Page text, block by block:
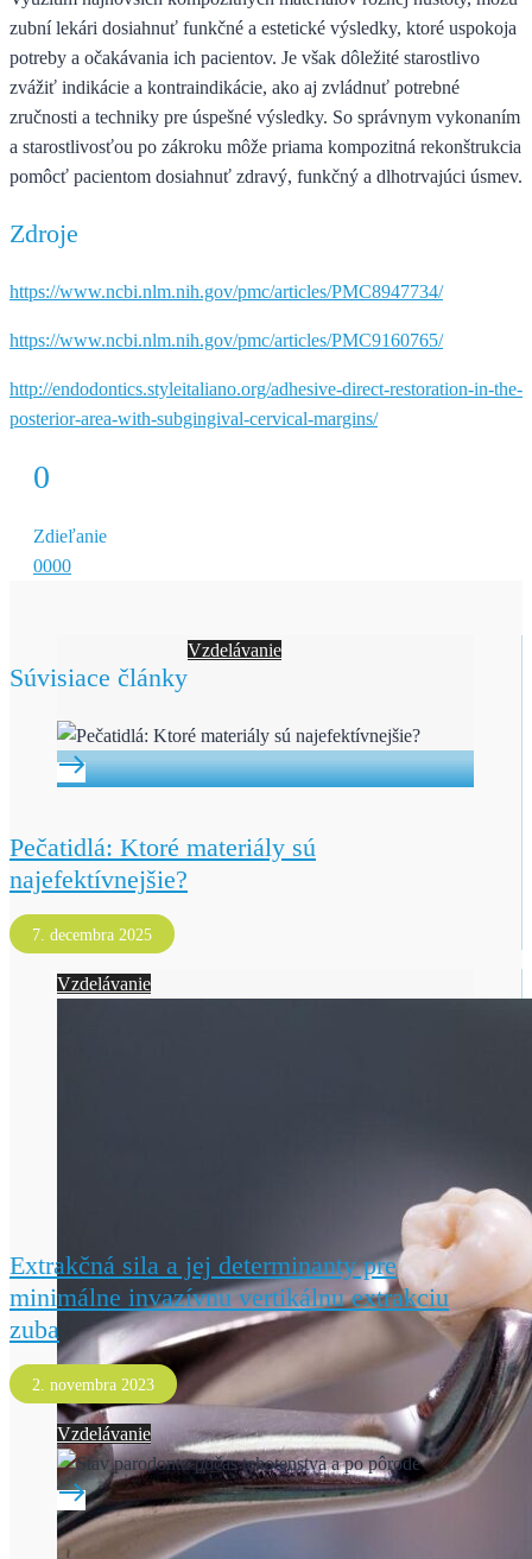
zubní lekári dosiahnuť funkčné a estetické výsledky, ktoré uspokoja
potreby a očakávania ich pacientov. Je však dôležité starostlivo
zvážiť indikácie a kontraindikácie, ako aj zvládnuť potrebné
zručnosti a techniky pre úspešné výsledky. So správnym vykonaním
a starostlivosťou po zákroku môže priama kompozitná rekonštrukcia
pomôcť pacientom dosiahnuť zdravý, funkčný a dlhotrvajúci úsmev.
Zdroje
https://www.ncbi.nlm.nih.gov/pmc/articles/PMC8947734/
https://www.ncbi.nlm.nih.gov/pmc/articles/PMC9160765/
http://endodontics.styleitaliano.org/adhesive-direct-restoration-in-the-
posterior-area-with-subgingival-cervical-margins/
0
Zdieľanie
0000
Súvisiace články
Vzdelávanie
Pečatidlá: Ktoré materiály sú
najefektívnejšie?
7. decembra 2025
Vzdelávanie
Extrakčná sila a jej determinanty pre
minimálne invazívnu vertikálnu extrakciu
zuba
2. novembra 2023
Vzdelávanie